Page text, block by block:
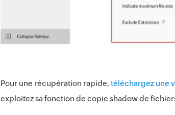
Pour une récupération rapide, téléchargez une
exploitez sa fonction de copie shadow de